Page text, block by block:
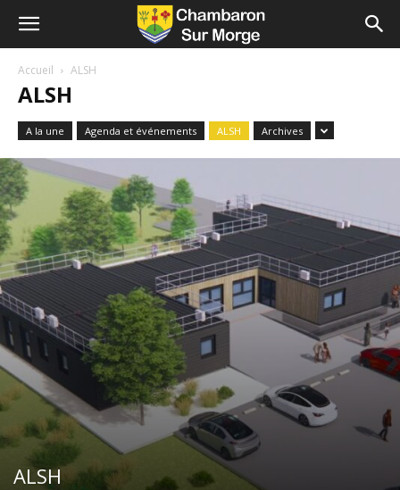
Accueil ALSH
ALSH
A la une Agenda et événements ALSH Archives
ALSH